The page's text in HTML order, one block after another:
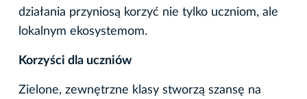
działania przyniosą korzyć nie tylko uczniom, ale
lokalnym ekosystemom.
Korzyści dla uczniów
Zielone, zewnętrzne klasy stworzą szansę na